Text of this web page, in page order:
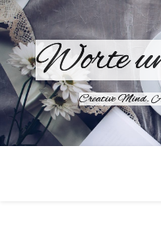
Worte
Creative Mind.